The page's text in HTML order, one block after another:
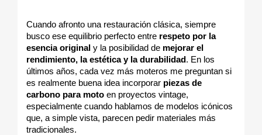
Cuando afronto una restauración clásica, siempre
busco ese equilibrio perfecto entre respeto por la
esencia original y la posibilidad de mejorar el
rendimiento, la estética y la durabilidad . En los
últimos años, cada vez más moteros me preguntan si
es realmente buena idea incorporar piezas de
carbono para moto en proyectos vintage,
especialmente cuando hablamos de modelos icónicos
que, a simple vista, parecen pedir materiales más
tradicionales.